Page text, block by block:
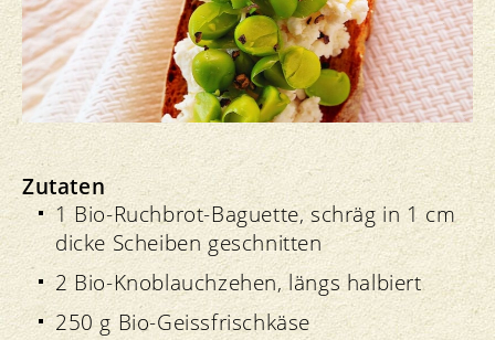
Zutaten
1 Bio-Ruchbrot-Baguette, schräg in 1 cm
dicke Scheiben geschnitten
2 Bio-Knoblauchzehen, längs halbiert
250 g Bio-Geissfrischkäse